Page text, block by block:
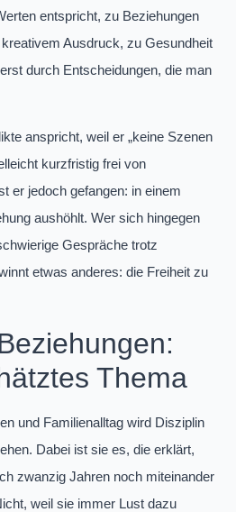
entspricht, zu Beziehungen
Ausdruck, zu Gesundheit
durch Entscheidungen, die man
anspricht, weil er „keine Szenen
kurzfristig frei von
er jedoch gefangen: in einem
aushöhlt. Wer sich hingegen
Gespräche trotz
etwas anderes: die Freiheit zu
Thema
und Familienalltag wird Disziplin
Dabei ist sie es, die erklärt,
zwanzig Jahren noch miteinander
weil sie immer Lust dazu